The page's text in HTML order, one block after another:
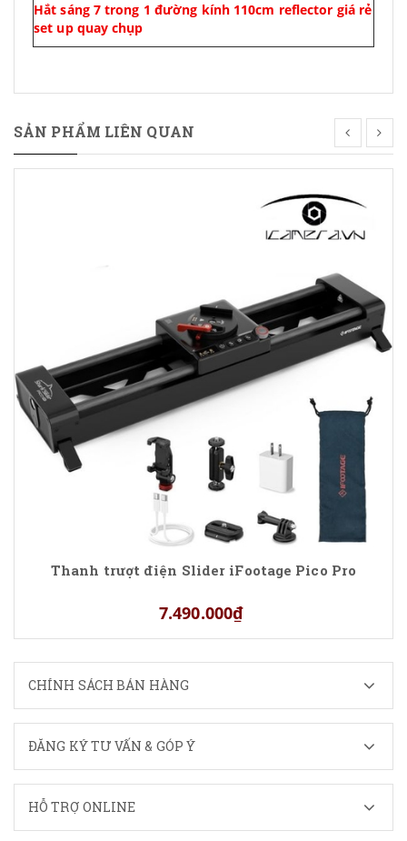
Hắt sáng 7 trong 1 đường kính 110cm reflector giá rẻ
set up quay chụp
SẢN PHẨM LIÊN QUAN
Thanh trượt điện Slider iFootage Pico Pro
7.490.000₫
CHÍNH SÁCH BÁN HÀNG
ĐĂNG KÝ TƯ VẤN & GÓP Ý
HỖ TRỢ ONLINE